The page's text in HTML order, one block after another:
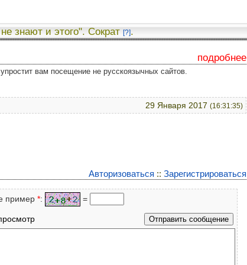
знают и этого". Сократ [?].
подробнее
вам посещение не русскоязычных сайтов.
29 Января 2017 (16:31:35)
Авторизоваться :: Зарегистрироваться
пример *: =